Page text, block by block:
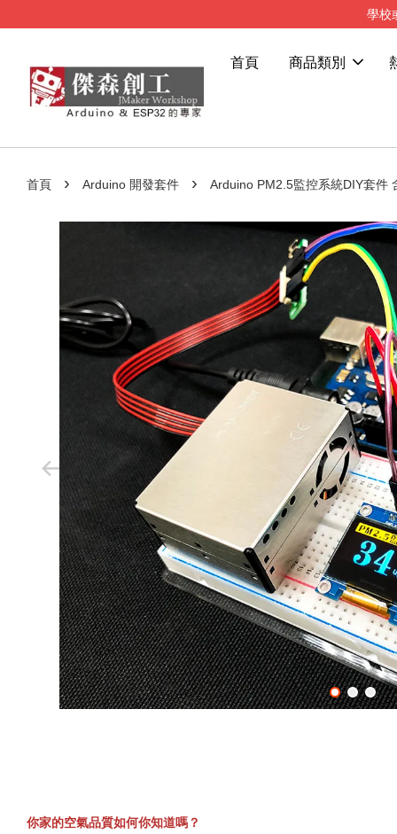
學校
首頁 商品類別
首頁 › Arduino 開發套件 › Arduino PM2.5監控系統DIY套件
你家的空氣品質如何你知道嗎？